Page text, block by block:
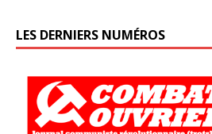
LES DERNIERS NUMÉROS